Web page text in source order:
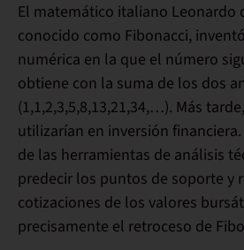
El matemático italiano Leonardo
conocido como Fibonacci,
numérica en la que el número
obtiene con la suma de los dos
(1,1,2,3,5,8,13,21,34,…). Más
utilizarían en inversión
de las herramientas de análisis
predecir los puntos de soporte y
cotizaciones de los valores
precisamente el retroceso de